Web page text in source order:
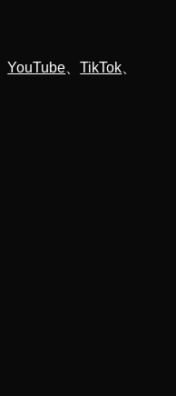
、YouTube 、TikTok